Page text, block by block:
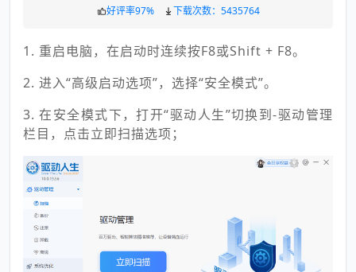
好评率97% 下载次数：5435764
1. 重启电脑，在启动时连续按F8或Shift + F8。
2. 进入“高级启动选项”，选择“安全模式”。
3. 在安全模式下，打开“驱动人生”切换到-驱动管理
栏目，点击立即扫描选项；